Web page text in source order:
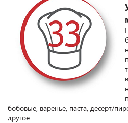
бобовые, варенье, паста, десерт/
другое.